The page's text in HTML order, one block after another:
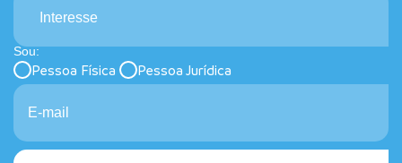
Interesse
Sou:
Pessoa Física Pessoa Jurídica